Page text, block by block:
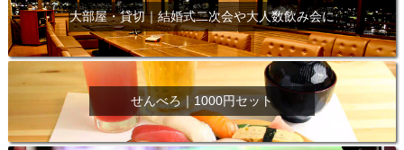
大部屋・貸切｜結婚式二次会や大人数飲み会に
せんべろ｜1000円セット